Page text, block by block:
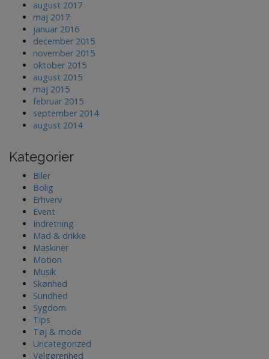
august 2017
maj 2017
januar 2016
december 2015
november 2015
oktober 2015
august 2015
maj 2015
februar 2015
september 2014
august 2014
Kategorier
Biler
Bolig
Erhverv
Event
Indretning
Mad & drikke
Maskiner
Motion
Musik
Skønhed
Sundhed
Sygdom
Tips
Tøj & mode
Uncategorized
Velgørenhed